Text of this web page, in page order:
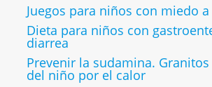
Juegos para niños con miedo
Dieta para niños con
diarrea
Prevenir la sudamina.
del niño por el calor